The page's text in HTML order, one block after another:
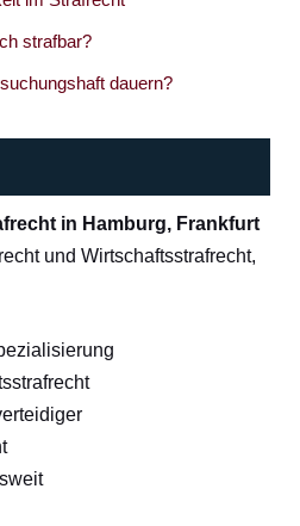
strafbar?
dauern?
in Hamburg, Frankfurt
und Wirtschaftsstrafrecht,